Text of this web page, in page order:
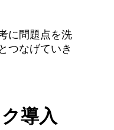
に問題点を洗
つなげていき
導入